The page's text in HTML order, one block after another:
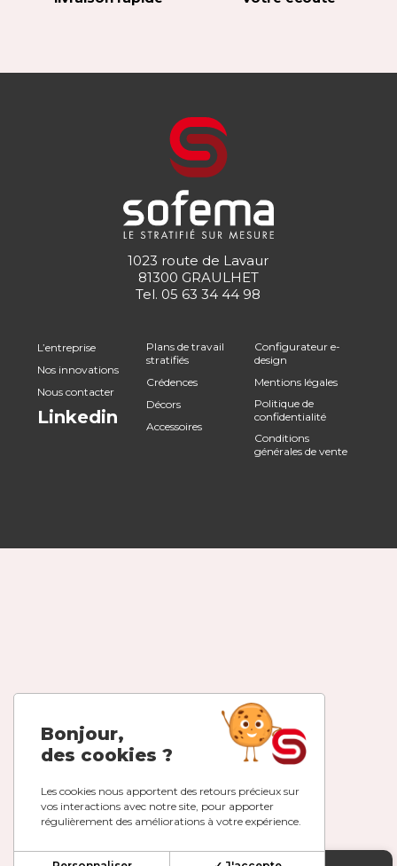
1023 route de Lavaur
81300 GRAULHET
Tel. 05 63 34 44 98
L’entreprise
Nos innovations
Nous contacter
Linkedin
Plans de travail
stratifiés
Crédences
Décors
Accessoires
Configurateur e-
design
Mentions légales
Politique de
confidentialité
Conditions
générales de vente
Bonjour,
des cookies ?
Les cookies nous apportent des retours précieux sur
vos interactions avec notre site, pour apporter
régulièrement des améliorations à votre expérience.